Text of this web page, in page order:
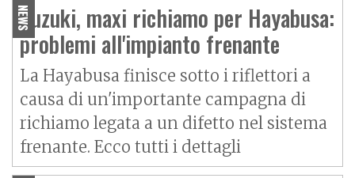
NEWS
Suzuki, maxi richiamo per Hayabusa:
problemi all'impianto frenante
La Hayabusa finisce sotto i riflettori a
causa di un'importante campagna di
richiamo legata a un difetto nel sistema
frenante. Ecco tutti i dettagli